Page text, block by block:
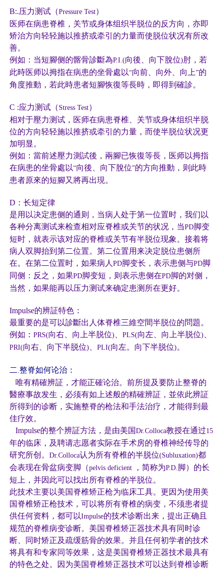
B:.压力测试（Pressure Test）
医师在病患脊椎，关节或身体组织半脱位的反方向，亦即
矫治方向轻轻施以推挤或牵引的力量而使脱位状况有所改
善。
例如：当短腳侧的髂骨診斷為P.I.(向後、向下脫位) 肘，若
此時医师以拇指在病患的坐骨處以“向前、向外、向上”的
角度推動，若此時患者短腳恢復等長時，即得到確診。
C :应力测试（ Stress Test）
相对于壓力测试，医师在病患脊椎、关节或身体组织半脱
位的方向轻轻施以推挤或牵引的力量，而使半脱位状况更
加明显。
例如：當前述壓力測試後，兩腳已恢復等長，医师以拇指
在病患的坐骨處以“向後、向下脫位”的方向推動，则此時
患者原來的短腳又將再出現。
D ：长短定律
是用以决定患侧的通则，当病人处于第一位置时，我们以
各种分离测试来检查相对应脊椎或关节的状况，当PD脚变
短时，就表示该对应的脊椎或关节有半脱位现象。接着将
病人双脚抬到第二位置。第二位置用来决定脱位患侧所
在。在第二位置时，如果病人 PD脚变长，表示患侧与PD脚
同侧：反之，如果PD脚变短，则表示患侧在PD脚的对侧，
当然，如果能再以压力测试来确定患测所在更好。
Impulse的辨証特色：
最重要的是可以診斷出人体脊椎三維空間半脱位的問題。
例如： PRS(向右、向上半脱位) PLS(向左、向上半脱位)
PRI(向右、向下半脱位) PLI(向左。向下半脱位) 。
二 整脊如何论治：
唯有精確辨証，才能正確论治。前所提及要防止整脊的
醫療事故发生，必须有如上述般的精確辨証，並依此辨証
所得到的诊断，实施整脊的枪法和手法治疗，才能得到最
佳疗效。
Impulse的整个辨証方法，是由美国Dr.Colloca教授在通过15
年的临床，及聘请志愿者实际在手术房的脊椎神经传导的
研究所创。 Dr.Colloca认为所有脊椎的半脱位(Subluxation)都
会表现在骨盆病变脚（pelvis deficient ，简称为P.D. 脚）的长
短上，并因此可以找出所有脊椎的半脱位。
此技术主要以美国脊椎矫正枪为临床工具。更因为使用美
国脊椎矫正枪技术，可以将所有脊椎的病变，不须患者提
供任何资料，都可以Impulse的技术诊断出来，提出正确且
规范的脊椎病变诊断。美国脊椎矫正器技术具有同时诊
断、同时矫正及疏缓筋骨的效果。并且任何初学者的技术
将具有和专家同等效果，这是美国脊椎矫正器技术最具有
的特色之处。因为美国脊椎矫正器技术可以达到脊椎诊断